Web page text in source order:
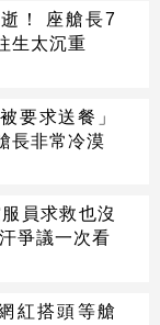
！ 座艙長7
生太沉重
要求送餐」
長非常冷漠
員求救也沒
爭議一次看
紅搭頭等艙